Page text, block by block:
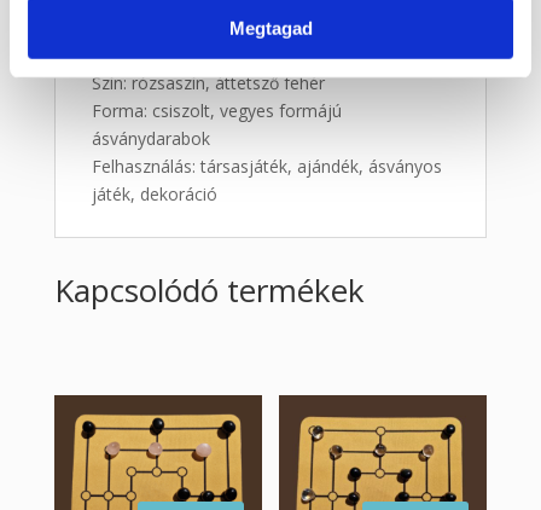
Megtagad
Tartozék: malom játéktábla, kis textil tároló
szütyő
Szín: rózsaszín, áttetsző fehér
Forma: csiszolt, vegyes formájú
ásványdarabok
Felhasználás: társasjáték, ajándék, ásványos
játék, dekoráció
Kapcsolódó termékek